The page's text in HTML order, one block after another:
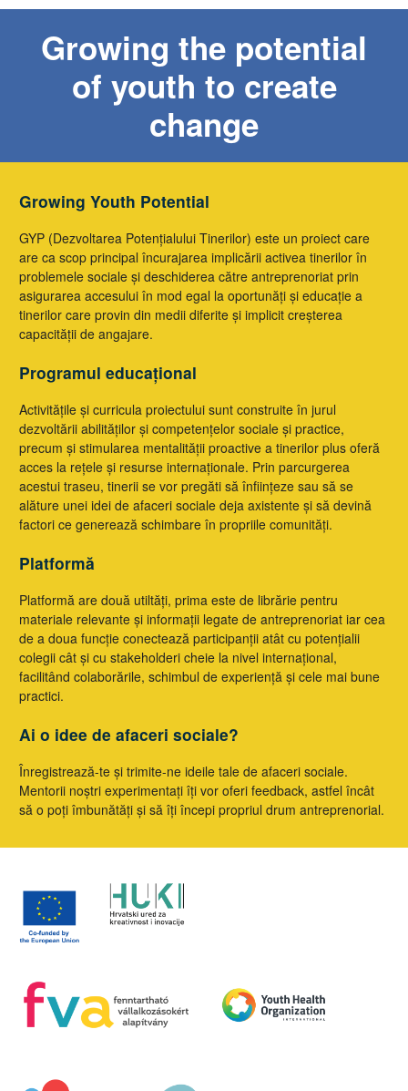
Growing the potential
of youth to create
change
Growing Youth Potential
GYP (Dezvoltarea Potențialului Tinerilor) este un proiect care
are ca scop principal încurajarea implicării activea tinerilor în
problemele sociale și deschiderea către antreprenoriat prin
asigurarea accesului în mod egal la oportunăți și educație a
tinerilor care provin din medii diferite și implicit creșterea
capacității de angajare.
Programul educațional
Activitățile și curricula proiectului sunt construite în jurul
dezvoltării abilităților și competențelor sociale și practice,
precum și stimularea mentalității proactive a tinerilor plus oferă
acces la rețele și resurse internaționale. Prin parcurgerea
acestui traseu, tinerii se vor pregăti să înființeze sau să se
alăture unei idei de afaceri sociale deja axistente și să devină
factori ce generează schimbare în propriile comunități.
Platformă
Platformă are două utiltăți, prima este de librărie pentru
materiale relevante și informații legate de antreprenoriat iar cea
de a doua funcție conectează participanții atât cu potențialii
colegii cât și cu stakeholderi cheie la nivel internațional,
facilitând colaborările, schimbul de experiență și cele mai bune
practici.
Ai o idee de afaceri sociale?
Înregistrează-te și trimite-ne ideile tale de afaceri sociale.
Mentorii noștri experimentați îți vor oferi feedback, astfel încât
să o poți îmbunătăți și să îți începi propriul drum antreprenorial.